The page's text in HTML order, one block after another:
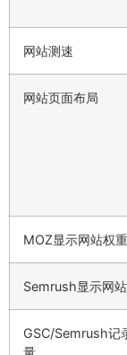
网站测速
网站页面布局
MOZ显示网站权重
Semrush显示网
GSC/Semrush记
量